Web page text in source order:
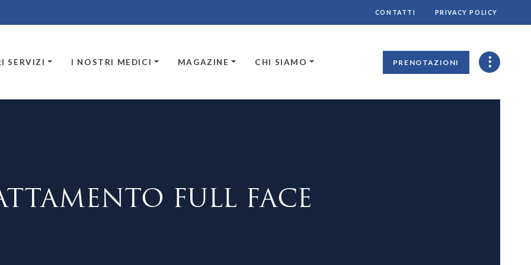
CONTATTI PRIVACY POLICY
SERVIZI I NOSTRI MEDICI MAGAZINE CHI SIAMO PRENOTAZIONI
FULL FACE